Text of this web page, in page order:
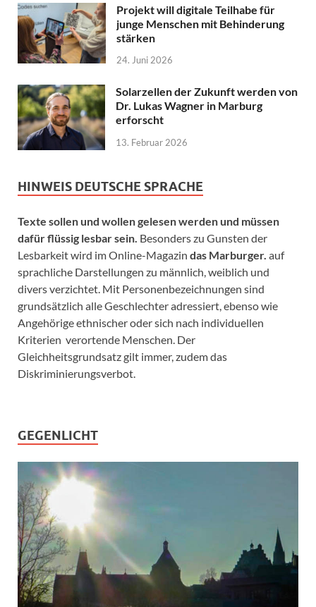
Projekt will digitale Teilhabe für
junge Menschen mit Behinderung
stärken
24. Juni 2026
Solarzellen der Zukunft werden von
Dr. Lukas Wagner in Marburg
erforscht
13. Februar 2026
HINWEIS DEUTSCHE SPRACHE
Texte sollen und wollen gelesen werden und müssen
dafür flüssig lesbar sein. Besonders zu Gunsten der
Lesbarkeit wird im Online-Magazin das Marburger. auf
sprachliche Darstellungen zu männlich, weiblich und
divers verzichtet. Mit Personenbezeichnungen sind
grundsätzlich alle Geschlechter adressiert, ebenso wie
Angehörige ethnischer oder sich nach individuellen
Kriterien verortende Menschen. Der
Gleichheitsgrundsatz gilt immer, zudem das
Diskriminierungsverbot.
GEGENLICHT